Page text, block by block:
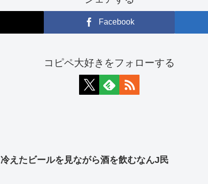
Facebook
コピペ大好きをフォローする
冷えたビールを見ながら酒を飲むなんJ民